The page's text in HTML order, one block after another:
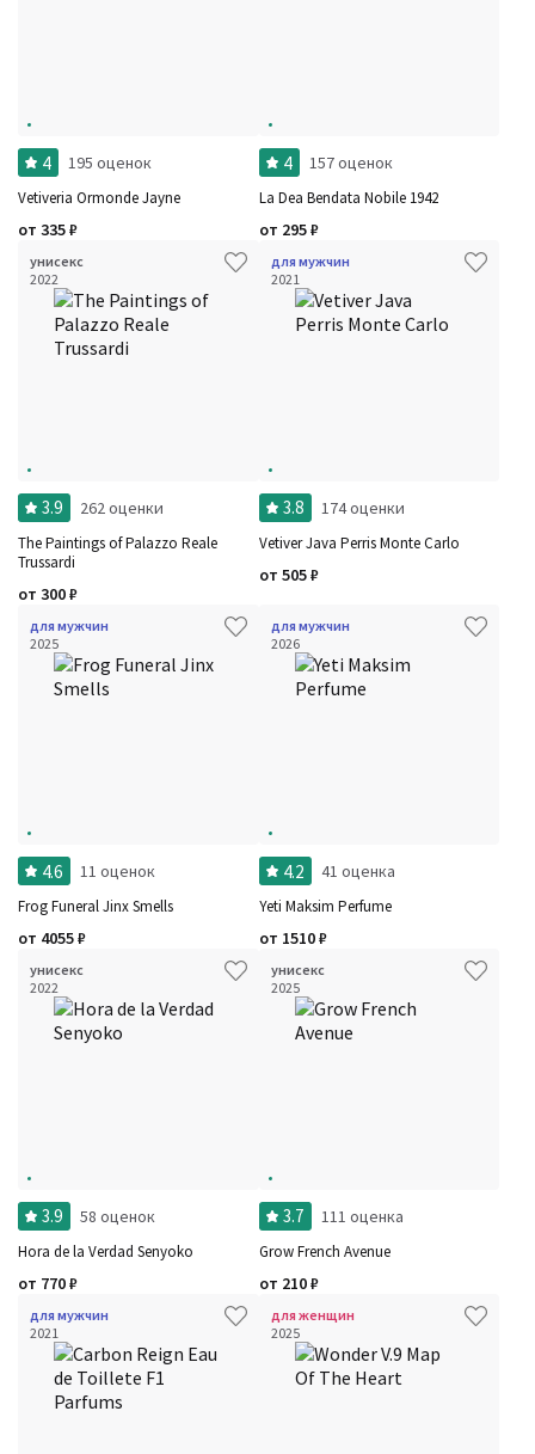
4 195 оценок
Vetiveria Ormonde Jayne
от 335₽
4 157 оценок
La Dea Bendata Nobile 1942
от 295₽
унисекс
2022
3.9 262 оценки
The Paintings of Palazzo Reale
Trussardi
от 300₽
для мужчин
2021
3.8 174 оценки
Vetiver Java Perris Monte Carlo
от 505₽
для мужчин
2025
4.6 11 оценок
Frog Funeral Jinx Smells
от 4055₽
для мужчин
2026
4.2 41 оценка
Yeti Maksim Perfume
от 1510₽
унисекс
2022
3.9 58 оценок
Hora de la Verdad Senyoko
от 770₽
унисекс
2025
3.7 111 оценка
Grow French Avenue
от 210₽
для мужчин
2021
для женщин
2025